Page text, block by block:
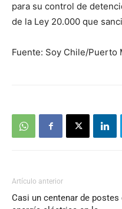
para su control de
de la Ley 20.000 que
Fuente: Soy Chile/Puerto
Artículo anterior
Casi un centenar de postes